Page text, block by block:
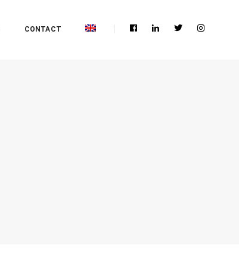
CONTACT